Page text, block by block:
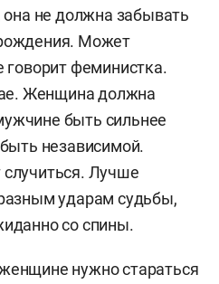
не должна забывать
Может
говорит феминистка.
Женщина должна
быть сильнее
независимой.
Лучше
ударам судьбы,
со спины.
нужно стараться